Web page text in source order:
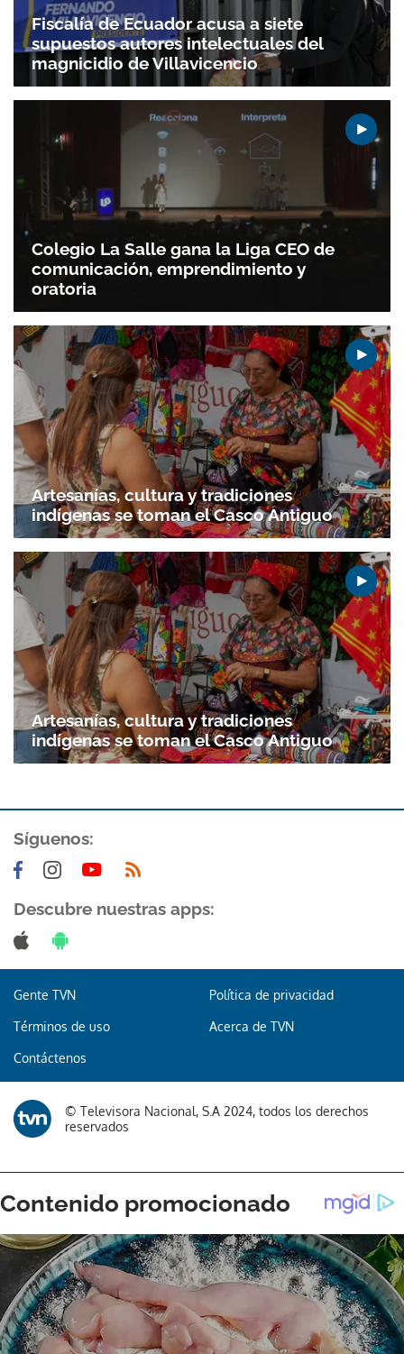
Gracias por suscribirte a nuestro boletín.
ACEPTAR
Fiscalía de Ecuador acusa a siete
supuestos autores intelectuales del
magnicidio de Villavicencio
Colegio La Salle gana la Liga CEO de
comunicación, emprendimiento y
oratoria
Artesanías, cultura y tradiciones
indígenas se toman el Casco Antiguo
Artesanías, cultura y tradiciones
indígenas se toman el Casco Antiguo
Síguenos:
Descubre nuestras apps:
Gente TVN Política de privacidad
Términos de uso Acerca de TVN
Contáctenos
© Televisora Nacional, S.A 2024, todos los derechos
reservados